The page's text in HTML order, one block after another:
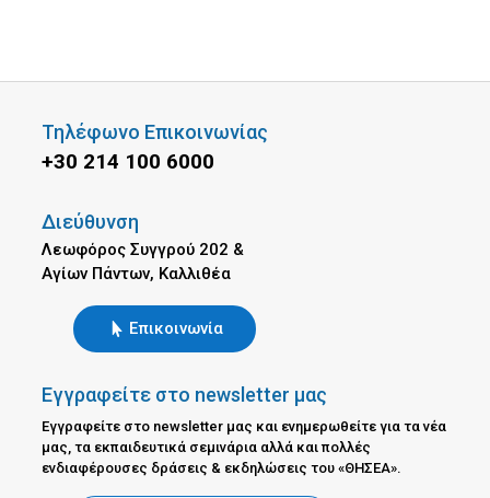
Τηλέφωνο Επικοινωνίας
+30 214 100 6000
Διεύθυνση
Λεωφόρος Συγγρού 202 &
Αγίων Πάντων, Καλλιθέα
Επικοινωνία
Εγγραφείτε στο newsletter μας
Εγγραφείτε στο newsletter μας και ενημερωθείτε για τα νέα
μας, τα εκπαιδευτικά σεμινάρια αλλά και πολλές
ενδιαφέρουσες δράσεις & εκδηλώσεις του «ΘΗΣΕΑ».